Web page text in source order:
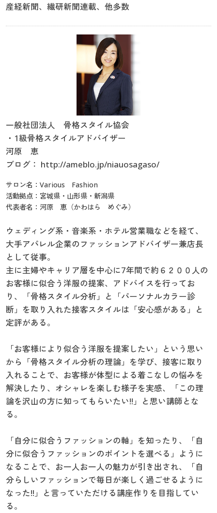
産経新聞、繊研新聞連載、他多数
一般社団法人 骨格スタイル協会
・1級骨格スタイルアドバイザー
河原 恵
ブログ： http://ameblo.jp/niauosagaso/
サロン名：Various Fashion
活動拠点：宮城県・山形県・新潟県
代表者名：河原 恵（かわはら めぐみ）
ウェディング系・音楽系・ホテル営業職などを経て、
大手アパレル企業のファッションアドバイザー兼店長
として従事。
主に主婦やキャリア層を中心に7年間で約６２００人の
お客様に似合う洋服の提案、アドバイスを行ってお
り、「骨格スタイル分析」と「パーソナルカラー診
断」を取り入れた接客スタイルは「安心感がある」と
定評がある。
「お客様により似合う洋服を提案したい」という思い
から「骨格スタイル分析の理論」を学び、接客に取り
入れることで、お客様が体型による着こなしの悩みを
解決したり、オシャレを楽しむ様子を実感、「この理
論を沢山の方に知ってもらいたい!!」と思い講師とな
る。
「自分に似合うファッションの軸」を知ったり、「自
分に似合うファッションのポイントを選べる」ように
なることで、お一人お一人の魅力が引き出され、「自
分らしいファッションで毎日が楽しく過ごせるように
なった!!」と言っていただける講座作りを目指してい
る。